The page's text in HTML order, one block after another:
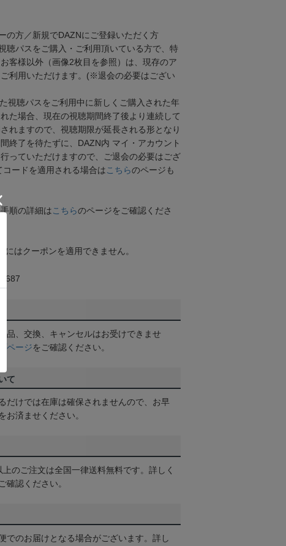
の方／新規でDAZNにご登録いただく方
聴パスをご購入・ご利用頂いている方で、特
客様以外（画像2枚目を参照）は、現存のア
利用いただけます。(※退会の必要はござい
視聴パスをご利用中に新しくご購入された年
た場合、現在の視聴期間終了後より連続して
れますので、視聴期限が延長される形となり
終了を待たずに、DAZN内 マイ・アカウント
っていただけますので、ご退会の必要はござ
ードを適用される場合は こちらのページも
順の詳細は こちらのページをご確認くださ
にはクーポンを適用できません。
品、交換、キャンセルはお受けできませ
ページをご確認ください。
て
だけでは在庫は確保されませんので、お早
お済ませください。
のご注文は全国一律送料無料です。詳しく
確認ください。
でのお届けとなる場合がございます。詳し